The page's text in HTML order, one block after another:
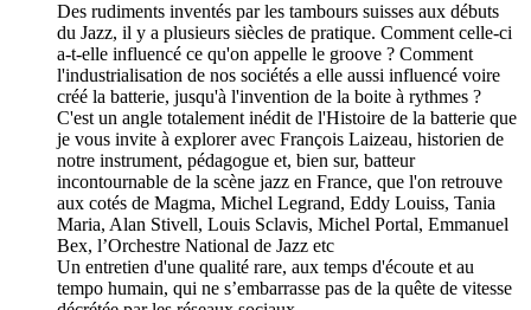
Des rudiments inventés par les tambours suisses aux débuts
du Jazz, il y a plusieurs siècles de pratique. Comment celle-ci
a-t-elle influencé ce qu'on appelle le groove ? Comment
l'industrialisation de nos sociétés a elle aussi influencé voire
créé la batterie, jusqu'à l'invention de la boite à rythmes ?
C'est un angle totalement inédit de l'Histoire de la batterie que
je vous invite à explorer avec François Laizeau, historien de
notre instrument, pédagogue et, bien sur, batteur
incontournable de la scène jazz en France, que l'on retrouve
aux cotés de Magma, Michel Legrand, Eddy Louiss, Tania
Maria, Alan Stivell, Louis Sclavis, Michel Portal, Emmanuel
Bex, l’Orchestre National de Jazz etc
Un entretien d'une qualité rare, aux temps d'écoute et au
tempo humain, qui ne s’embarrasse pas de la quête de vitesse